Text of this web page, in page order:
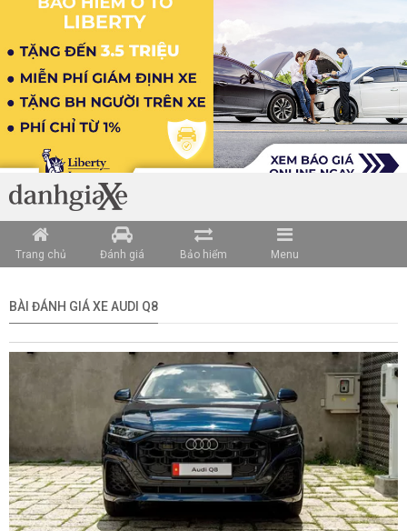
Trang chủ Đánh giá Bảo hiểm Menu
BÀI ĐÁNH GIÁ XE AUDI Q8